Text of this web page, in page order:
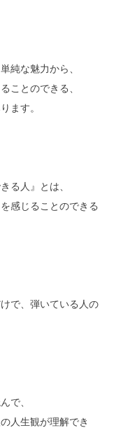
純な魅力から、
ことのできる、
ます。
る人』とは、
感じることのできる
で、弾いている人の
で、
人生観が理解でき